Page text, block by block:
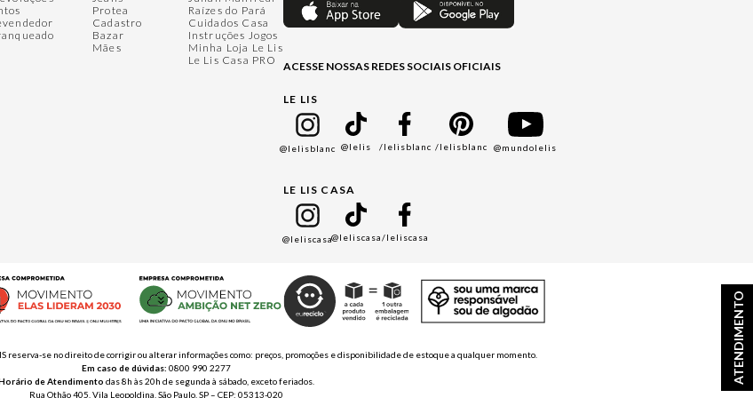
ATENDIMENTO
Protea
Cadastro
Bazar
Mães
Raízes do Pará
Cuidados Casa
Instruções Jogos
Minha Loja Le Lis
Le Lis Casa PRO
ACESSE NOSSAS REDES SOCIAIS OFICIAIS
LE LIS
@lelisblanc @lelis /lelisblanc /lelisblanc @mundolelis
LE LIS CASA
@leliscasa@leliscasa/leliscasa
reserva-se no direito de corrigir ou alterar informações como: preços, promoções e disponibilidade de estoque a qualquer momento.
Em caso de dúvidas: 0800 990 2277
de Atendimento das 8h às 20h de segunda à sábado, exceto feriados.
Rua Othão 405, Vila Leopoldina, São Paulo, SP – CEP: 05313-020